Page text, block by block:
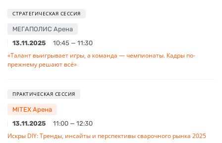
СТРАТЕГИЧЕСКАЯ СЕССИЯ
МЕГАПОЛИС Арена
13.11.2025
10:45 — 11:30
«Талант выигрывает игры, а команда — чемпионаты. Кадры по-
прежнему решают всё»
ПРАКТИЧЕСКАЯ СЕССИЯ
MITEX Арена
13.11.2025
11:00 — 12:30
Искры DIY: Тренды, инсайты и перспективы сварочного рынка 2025